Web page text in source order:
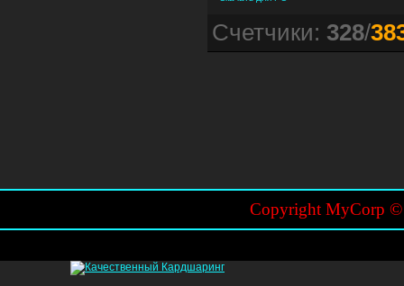
Счетчики: 328/
Copyright MyCorp